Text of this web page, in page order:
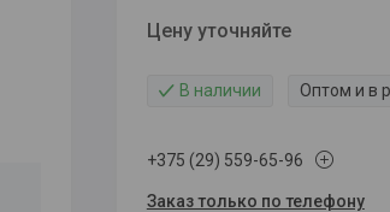
Цену уточняйте
В наличии Оптом и в
+375 (29) 559-65-96
Заказ только по телефону